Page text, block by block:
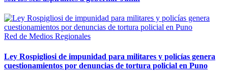
Red de Medios Regionales
Ley Rospigliosi de impunidad para militares y policías genera
cuestionamientos por denuncias de tortura policial en Puno